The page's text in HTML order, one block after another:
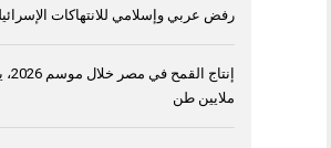
رفض عربي وإسلامي للانتهاكات
ملايين طن